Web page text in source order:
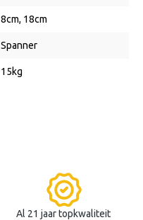
8cm, 18cm
Spanner
15kg
Al 21 jaar topkwaliteit